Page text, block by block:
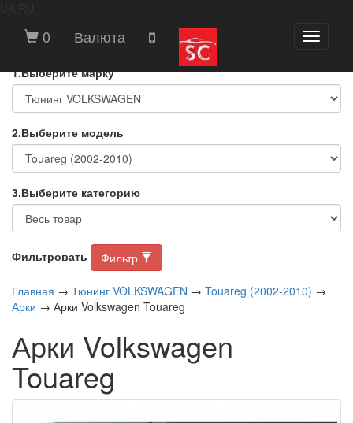
Toggle
0 Валюта
ВЫБЕРИТЕ МАРКУ И МОДЕЛЬ
АВТОМОБИЛЯ
1.Выберите марку
2.Выберите модель
3.Выберите категорию
Фильтровать Фильтр
Главная → Тюнинг VOLKSWAGEN → Touareg (2002-2010) →
Арки → Арки Volkswagen Touareg
Арки Volkswagen
Touareg